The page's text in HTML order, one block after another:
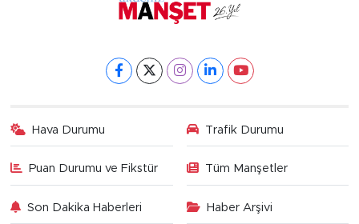
Hava Durumu Trafik Durumu
Puan Durumu ve Fikstür Tüm Manşetler
Son Dakika Haberleri Haber Arşivi